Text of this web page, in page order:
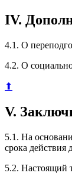
IV.
4.1. О
4.2. О
⬆
V.
5.1. На
срока действия
5.2. Настоящий